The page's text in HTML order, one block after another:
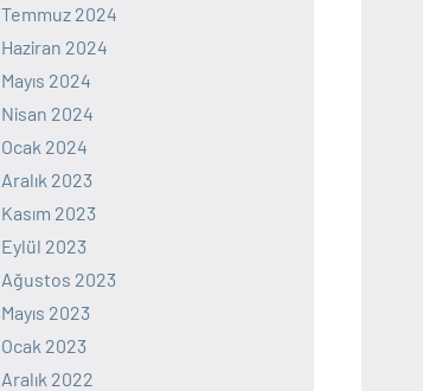
Temmuz 2024
Haziran 2024
Mayıs 2024
Nisan 2024
Ocak 2024
Aralık 2023
Kasım 2023
Eylül 2023
Ağustos 2023
Mayıs 2023
Ocak 2023
Aralık 2022